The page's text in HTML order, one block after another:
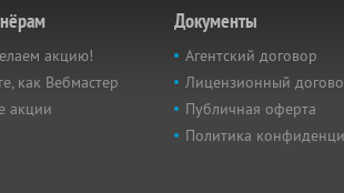
акцию!
как Вебмастер
акции
Документы
Агентский договор
Лицензионный
Публичная оферта
Политика